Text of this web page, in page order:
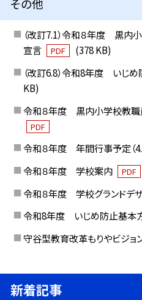
その他
（改訂7.1）令和８年度 黒内
宣言
PDF
(378 KB)
（改訂6.8）令和8年度 いじ
KB)
令和８年度 黒内小学校教職
PDF
令和８年度 年間行事予定（
令和８年度 学校案内 PDF
令和８年度 学校グランドデ
令和8年度 いじめ防止基本
守谷型教育改革もりやビジョ
新着記事